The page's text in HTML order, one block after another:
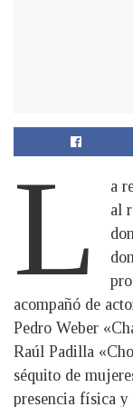
L
a
al
acompañó de
Pedro Weber
Raúl Padilla
séquito de
presencia física y